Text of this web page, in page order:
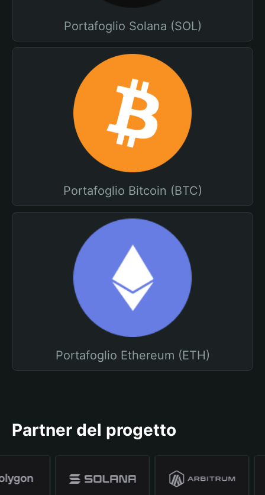
Portafoglio Solana (SOL)
Portafoglio Bitcoin (BTC)
Portafoglio Ethereum (ETH)
Partner del progetto